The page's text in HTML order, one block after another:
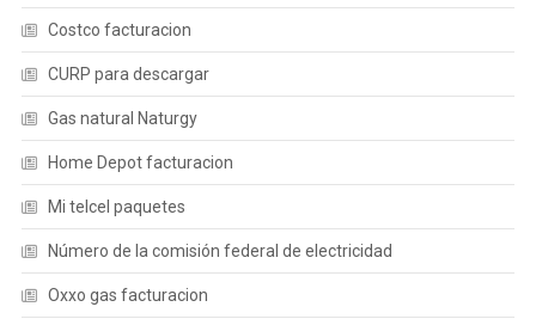
Costco facturacion
CURP para descargar
Gas natural Naturgy
Home Depot facturacion
Mi telcel paquetes
Número de la comisión federal de electricidad
Oxxo gas facturacion